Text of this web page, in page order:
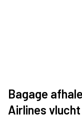
Bagage
Airlines vlucht